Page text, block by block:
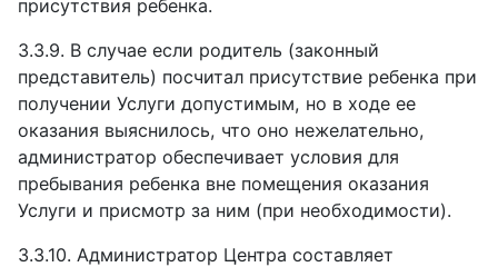
присутствия ребенка.
3.3.9. В случае если родитель (законный
представитель) посчитал присутствие ребенка при
получении Услуги допустимым, но в ходе ее
оказания выяснилось, что оно нежелательно,
администратор обеспечивает условия для
пребывания ребенка вне помещения оказания
Услуги и присмотр за ним (при необходимости).
3.3.10. Администратор Центра составляет